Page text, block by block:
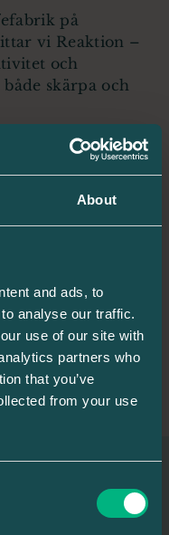
About
and ads, to
analyse our traffic.
use of our site with
partners who
that you’ve
from your use
på
vi Reaktion –
och
skärpa och
teamet på plats
av energi och
– din
satt tonen för